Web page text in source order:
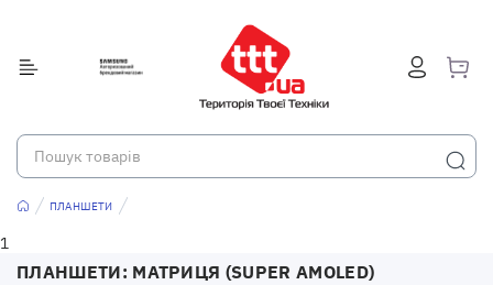
ПЛАНШЕТИ
1
ПЛАНШЕТИ: МАТРИЦЯ (SUPER AMOLED)